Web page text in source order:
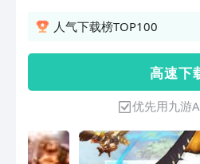
MT”系列前作，
面，360°自由
宕起伏。八大
种天赋自由组
等你来！
人气下载榜TOP100
高 速 下
优先用九游